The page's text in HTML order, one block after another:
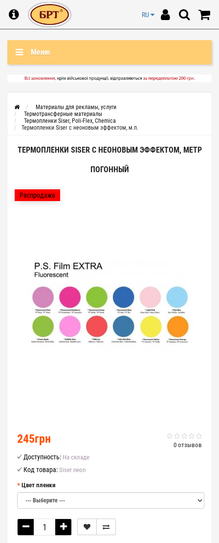
RU
Меню
Материалы для рекламы, услуги
Термотрансферные материалы
Термопленки Siser, Poli-Flex, Chemica
Термопленки Siser с неоновым эффектом, м.п.
ТЕРМОПЛЕНКИ SISER С НЕОНОВЫМ ЭФФЕКТОМ, МЕТР
ПОГОННЫЙ
Распродажа
0 отзывов
245грн
Доступность: На складе
Код товара: Siser neon
Цвет пленки